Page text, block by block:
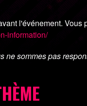
l'événement. Vous
information/
ne sommes pas